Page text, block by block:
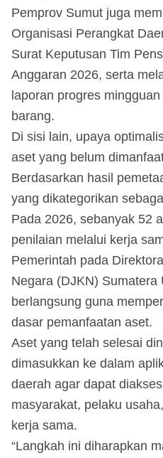
Pemprov Sumut juga
Organisasi Perangkat
Surat Keputusan Tim
Anggaran 2026, serta
laporan progres
barang.
Di sisi lain, upaya
aset yang belum
Berdasarkan hasil
yang dikategorikan
Pada 2026, sebanyak 52
penilaian melalui kerja
Pemerintah pada
Negara (DJKN) Sumatera
berlangsung guna
dasar pemanfaatan aset.
Aset yang telah selesai
dimasukkan ke dalam
daerah agar dapat
masyarakat, pelaku
kerja sama.
“Langkah ini diharapkan